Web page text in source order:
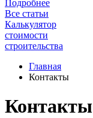
Подробнее
Все статьи
Калькулятор
стоимости
строительства
Главная
Контакты
Контакты